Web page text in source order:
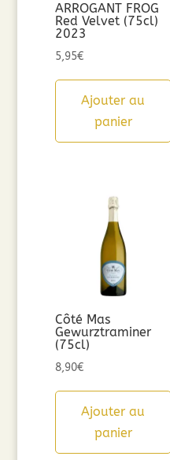
ARROGANT FROG
Red Velvet (75cl)
2023
5,95€
Ajouter au
panier
Côté Mas
Gewurztraminer
(75cl)
8,90€
Ajouter au
panier